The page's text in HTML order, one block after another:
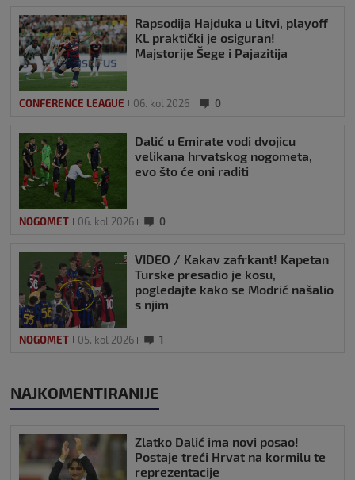
Rapsodija Hajduka u Litvi, playoff
KL praktički je osiguran!
Majstorije Šege i Pajazitija
CONFERENCE LEAGUE 06. kol 2026 0
Dalić u Emirate vodi dvojicu
velikana hrvatskog nogometa,
evo što će oni raditi
NOGOMET 06. kol 2026 0
VIDEO / Kakav zafrkant! Kapetan
Turske presadio je kosu,
pogledajte kako se Modrić našalio
s njim
NOGOMET 05. kol 2026 1
NAJKOMENTIRANIJE
Zlatko Dalić ima novi posao!
Postaje treći Hrvat na kormilu te
reprezentacije